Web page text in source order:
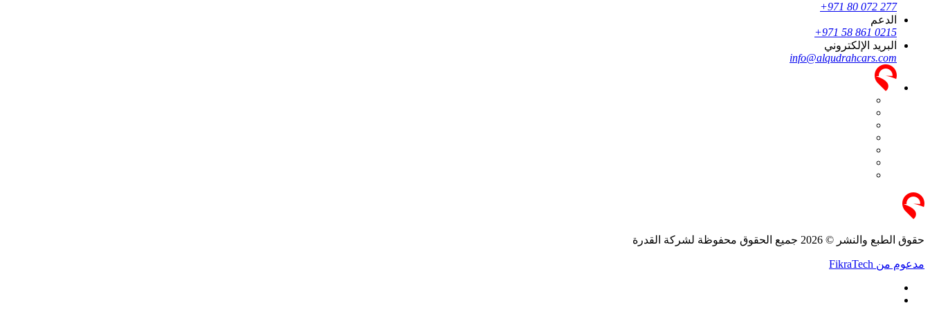
+971 80 072 277
الدعم
+971 58 861 0215
البريد الإلكتروني
info@alqudrahcars.com
حقوق الطبع والنشر © 2026 جميع الحقوق محفوظة لشركة القدرة
مدعوم من FikraTech